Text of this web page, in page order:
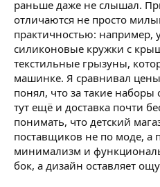
раньше даже не слышал.
отличаются не просто
практичностью: например,
силиконовые кружки с
текстильные грызуны,
машинке. Я сравнивал
понял, что за такие
тут ещё и доставка почти
понимать, что детский
поставщиков не по моде, а
минимализм и
бок, а дизайн оставляет